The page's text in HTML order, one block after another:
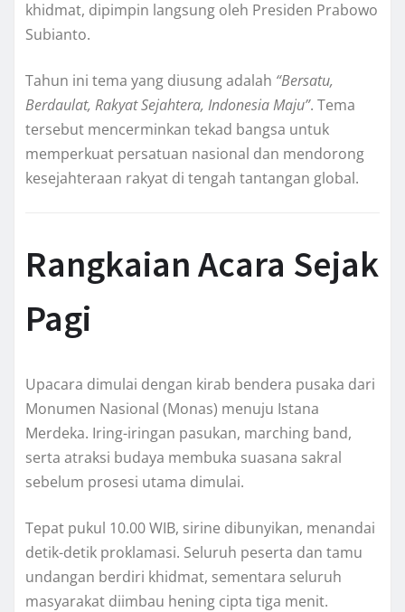
khidmat, dipimpin langsung oleh Presiden Prabowo
Subianto.
Tahun ini tema yang diusung adalah “Bersatu,
Berdaulat, Rakyat Sejahtera, Indonesia Maju”. Tema
tersebut mencerminkan tekad bangsa untuk
memperkuat persatuan nasional dan mendorong
kesejahteraan rakyat di tengah tantangan global.
Rangkaian Acara Sejak
Pagi
Upacara dimulai dengan kirab bendera pusaka dari
Monumen Nasional (Monas) menuju Istana
Merdeka. Iring-iringan pasukan, marching band,
serta atraksi budaya membuka suasana sakral
sebelum prosesi utama dimulai.
Tepat pukul 10.00 WIB, sirine dibunyikan, menandai
detik-detik proklamasi. Seluruh peserta dan tamu
undangan berdiri khidmat, sementara seluruh
masyarakat diimbau hening cipta tiga menit.